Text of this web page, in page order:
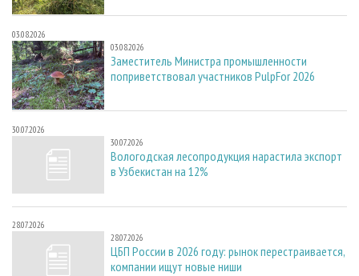
03.08.2026
03.08.2026
Заместитель Министра промышленности
поприветствовал участников PulpFor 2026
30.07.2026
30.07.2026
Вологодская лесопродукция нарастила экспорт
в Узбекистан на 12%
28.07.2026
28.07.2026
ЦБП России в 2026 году: рынок перестраивается,
компании ищут новые ниши